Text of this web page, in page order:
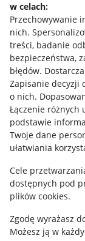
w celach:
Przechowywanie
nich.
treści, badanie
bezpieczeństwa,
błędów.
Zapisanie decyzji
o nich.
Łączenie różnych
podstawie
Twoje dane
ułatwiania
Cele
dostępnych pod
plików cookies.
Zgodę wyrażasz
Możesz ją w
Allegro Gadane
Allegro Gadane
Mapa
Informacje
Regulamin
Polityka plików
Ustawienia
Udostępnianie
Informacje dla
Pobierz